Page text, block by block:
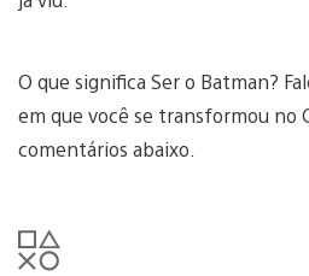
O que significa Ser o Batman?
em que você se transformou no
comentários abaixo.